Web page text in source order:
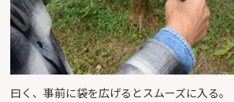
曰く、事前に袋を広げるとスムーズに入る。